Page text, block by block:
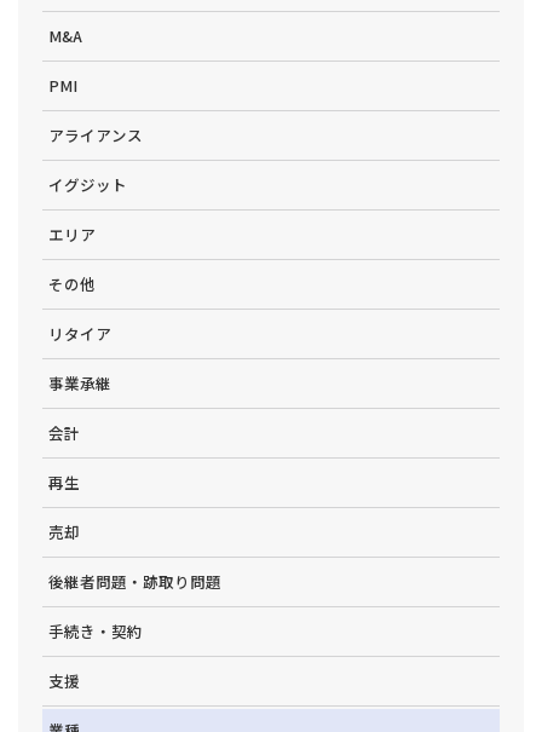
M&A
PMI
アライアンス
イグジット
エリア
その他
リタイア
事業承継
会計
再生
売却
後継者問題・跡取り問題
手続き・契約
支援